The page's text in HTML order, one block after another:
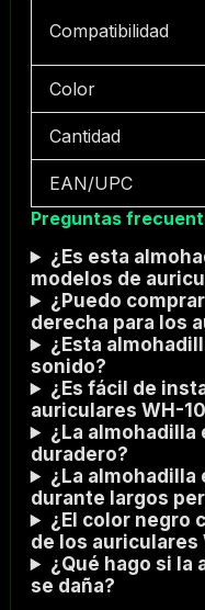
Compatibilidad
Color
Cantidad
EAN/UPC
Preguntas
¿Es esta
modelos de
¿Puedo
derecha para los
¿Esta
sonido?
¿Es fácil de
auriculares WH-
¿La almohadilla
duradero?
¿La almohadilla
durante largos
¿El color negro
de los auriculares
¿Qué hago si la
se daña?